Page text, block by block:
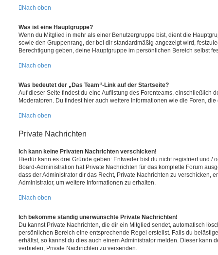
Nach oben
Was ist eine Hauptgruppe?
Wenn du Mitglied in mehr als einer Benutzergruppe bist, dient die
sowie den Gruppenrang, der bei dir standardmäßig angezeigt wird,
Berechtigung geben, deine Hauptgruppe im persönlichen Bereich selbst
Nach oben
Was bedeutet der „Das Team“-Link auf der Startseite?
Auf dieser Seite findest du eine Auflistung des Forenteams, einschließlich
Moderatoren. Du findest hier auch weitere Informationen wie die Foren,
Nach oben
Private Nachrichten
Ich kann keine Privaten Nachrichten verschicken!
Hierfür kann es drei Gründe geben: Entweder bist du nicht registriert und /
Board-Administration hat Private Nachrichten für das komplette Forum
dass der Administrator dir das Recht, Private Nachrichten zu verschicken,
Administrator, um weitere Informationen zu erhalten.
Nach oben
Ich bekomme ständig unerwünschte Private Nachrichten!
Du kannst Private Nachrichten, die dir ein Mitglied sendet, automatisch
persönlichen Bereich eine entsprechende Regel erstellst. Falls du
erhältst, so kannst du dies auch einem Administrator melden. Dieser kann
verbieten, Private Nachrichten zu versenden.